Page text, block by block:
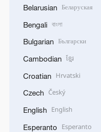
Belarusian Беларуская
Bengali বাংলা
Bulgarian Български
Cambodian ខ្មែរ
Croatian Hrvatski
Czech Český
English English
Esperanto Esperanto